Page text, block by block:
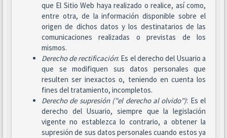
que El Sitio Web haya realizado o realice, así como,
entre otra, de la información disponible sobre el
origen de dichos datos y los destinatarios de las
comunicaciones realizadas o previstas de los
mismos.
Derecho de rectificación: Es el derecho del Usuario a
que se modifiquen sus datos personales que
resulten ser inexactos o, teniendo en cuenta los
fines del tratamiento, incompletos.
Derecho de supresión ("el derecho al olvido"): Es el
derecho del Usuario, siempre que la legislación
vigente no establezca lo contrario, a obtener la
supresión de sus datos personales cuando estos ya